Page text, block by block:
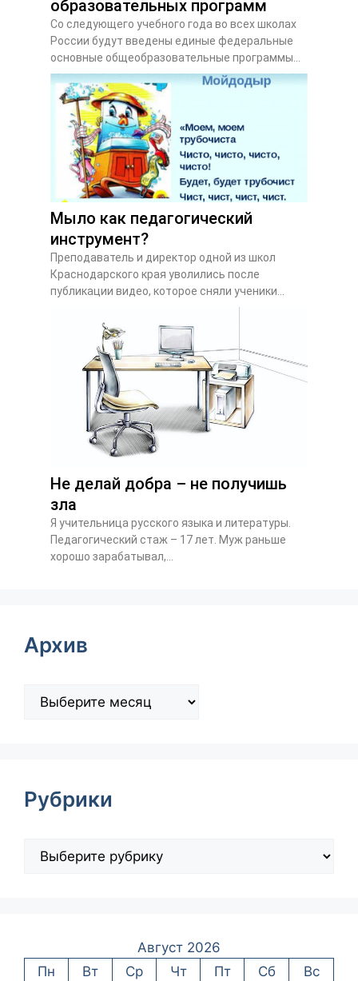
образовательных программ
Со следующего учебного года во всех школах
России будут введены единые федеральные
основные общеобразовательные программы...
Мыло как педагогический
инструмент?
Преподаватель и директор одной из школ
Краснодарского края уволились после
публикации видео, которое сняли ученики...
Не делай добра – не получишь
зла
Я учительница русского языка и литературы.
Педагогический стаж – 17 лет. Муж раньше
хорошо зарабатывал,...
Архив
Рубрики
Август 2026
Пн
Вт Ср Чт Пт Сб
Вс